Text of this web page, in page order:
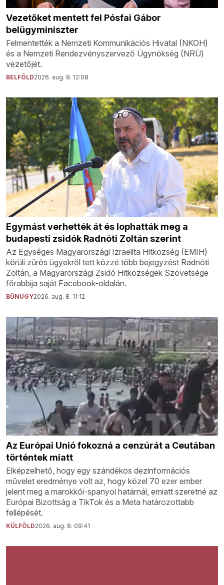
Vezetőket mentett fel Pósfai Gábor
belügyminiszter
Felmentették a Nemzeti Kommunikációs Hivatal (NKOH)
és a Nemzeti Rendezvényszervező Ügynökség (NRÜ)
vezetőjét.
BELFÖLD2026. aug. 8. 12:08
Egymást verhették át és lophatták meg a
budapesti zsidók Radnóti Zoltán szerint
Az Egységes Magyarországi Izraelita Hitközség (EMIH)
körüli zűrös ügyekről tett közzé több bejegyzést Radnóti
Zoltán, a Magyarországi Zsidó Hitközségek Szövetsége
főrabbija saját Facebook-oldalán.
BŰNÜGY2026. aug. 8. 11:12
Az Európai Unió fokozná a cenzúrát a Ceutában
történtek miatt
Elképzelhető, hogy egy szándékos dezinformációs
művelet eredménye volt az, hogy közel 70 ezer ember
jelent meg a marokkói-spanyol határnál, emiatt szeretné az
Európai Bizottság a TikTok és a Meta határozottabb
fellépését.
KÜLFÖLD2026. aug. 8. 09:41